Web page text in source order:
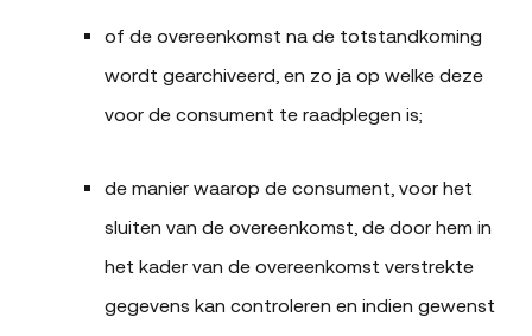
of de overeenkomst na de totstandkoming
wordt gearchiveerd, en zo ja op welke deze
voor de consument te raadplegen is;
de manier waarop de consument, voor het
sluiten van de overeenkomst, de door hem in
het kader van de overeenkomst verstrekte
gegevens kan controleren en indien gewenst